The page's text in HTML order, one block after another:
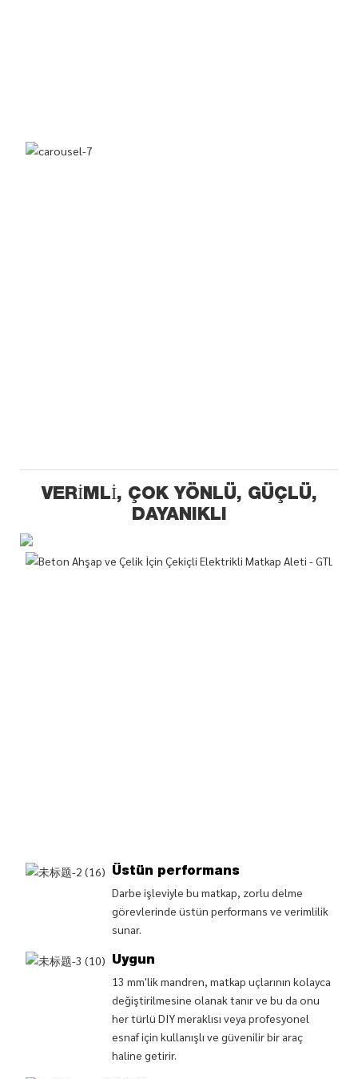
VERIMLI, ÇOK YÖNLÜ, GÜÇLÜ,
DAYANIKLI
Üstün performans
Darbe işleviyle bu matkap, zorlu delme
görevlerinde üstün performans ve verimlilik
sunar.
Uygun
13 mm'lik mandren, matkap uçlarının kolayca
değiştirilmesine olanak tanır ve bu da onu
her türlü DIY meraklısı veya profesyonel
esnaf için kullanışlı ve güvenilir bir araç
haline getirir.